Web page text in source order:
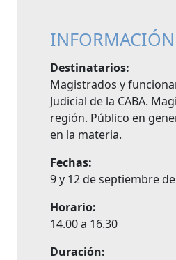
INFORMACIÓN
Destinatarios:
Magistrados y
Judicial de la CABA.
región. Público en
en la materia.
Fechas:
9 y 12 de septiembre
Horario:
14.00 a 16.30
Duración: